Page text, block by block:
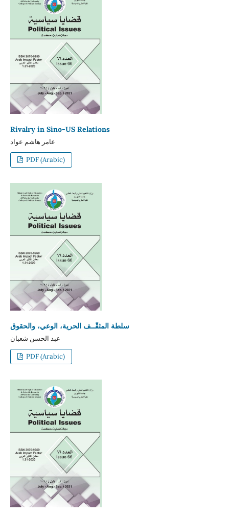
Rivalry in Sino-US Relations
عامر هاشم عواد
PDF (Arabic)
سلطة المثقّــف الحرية، الوعي، والحقوق
عبد الحسن شعبان
PDF (Arabic)